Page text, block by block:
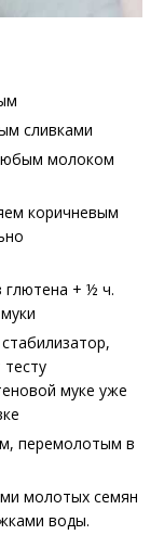
сливками
молоком
коричневым
глютена + ½ ч.
муке уже
перемолотым в
молотых семян
воды.